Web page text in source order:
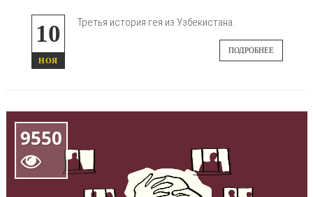
10
НОЯ
Третья история гея из Узбекистана.
ПОДРОБНЕЕ
9550
